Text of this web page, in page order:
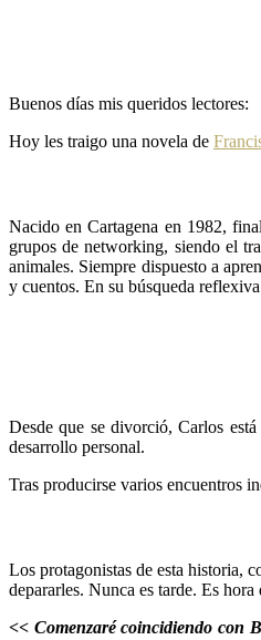
Buenos días mis queridos lectores:
Hoy les traigo una novela de
Nacido en Cartagena en 1982,
grupos de networking, siendo el
animales. Siempre dispuesto a
y cuentos. En su búsqueda
Desde que se divorció, Carlos
desarrollo personal.
Tras producirse varios encuentros
Los protagonistas de esta historia,
depararles. Nunca es tarde. Es hora
<< Comenzaré coincidiendo con